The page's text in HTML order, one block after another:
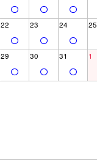
22 23 24 25
29 30 31 1